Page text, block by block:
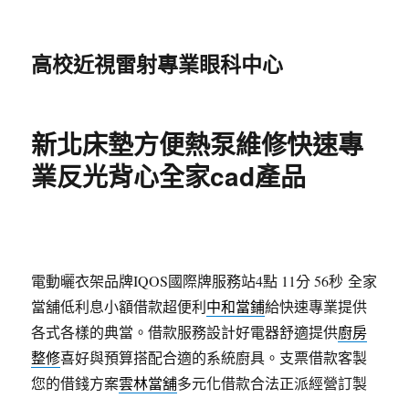
高校近視雷射專業眼科中心
新北床墊方便熱泵維修快速專
業反光背心全家cad產品
電動曬衣架品牌IQOS國際牌服務站4點 11分 56秒 全家
當舖低利息小額借款超便利中和當鋪給快速專業提供
各式各樣的典當。借款服務設計好電器舒適提供廚房
整修喜好與預算搭配合適的系統廚具。支票借款客製
您的借錢方案雲林當舖多元化借款合法正派經營訂製